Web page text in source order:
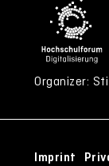
Organizer:
Imprint